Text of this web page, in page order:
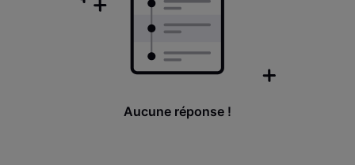
Aucune réponse !